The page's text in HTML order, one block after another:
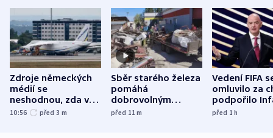
Zdroje německých
médií se
neshodnou, zda v
letadle ohroženém
10:56 před 3 m
Sběr starého železa
pomáhá
dobrovolným
hasičům financovat
před 11m
Vedení FIFA
omluvilo za
podpořilo
UEFA trvá na
před 1h